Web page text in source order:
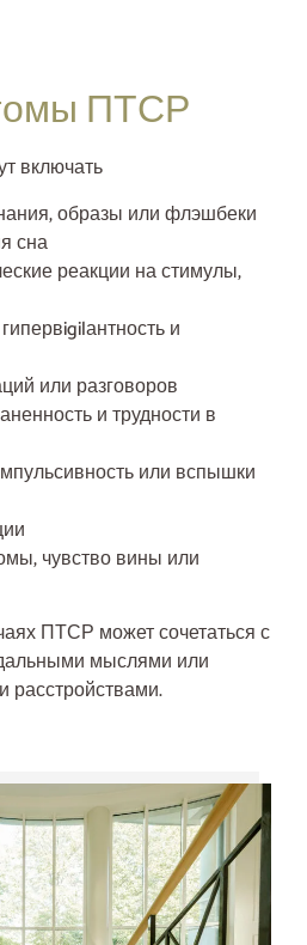
ПТСР
включать
образы или флэшбеки
сна
реакции на стимулы,
и
или разговоров
и трудности в
или вспышки
чувство вины или
ПТСР может сочетаться с
мыслями или
расстройствами.